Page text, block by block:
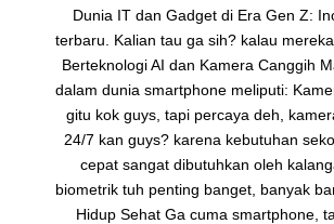
Dunia IT dan Gadget di Era Gen Z:
terbaru. Kalian tau ga sih? kalau
Berteknologi AI dan Kamera Canggih
dalam dunia smartphone meliputi:
gitu kok guys, tapi percaya deh,
24/7 kan guys? karena kebutuhan
cepat sangat dibutuhkan oleh
biometrik tuh penting banget, banyak
Hidup Sehat Ga cuma smartphone,